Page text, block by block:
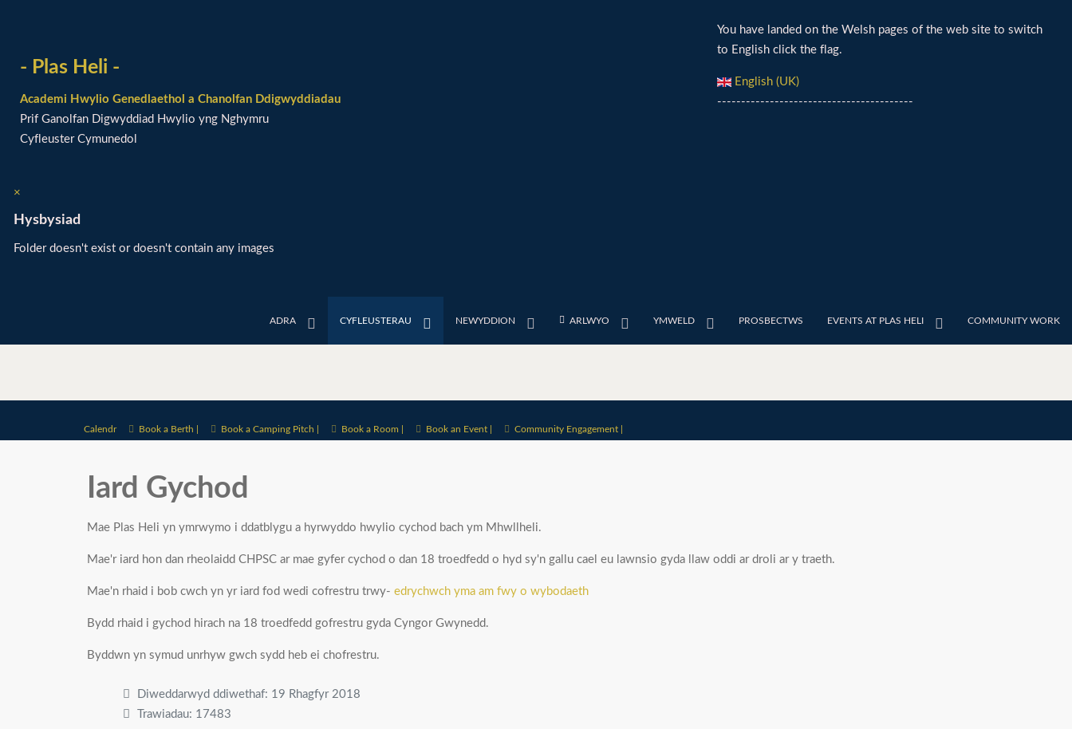
- Plas Heli -
Academi Hwylio Genedlaethol a Chanolfan Ddigwyddiadau
Prif Ganolfan Digwyddiad Hwylio yng Nghymru
Cyfleuster Cymunedol
You have landed on the Welsh pages of the web site to switch
to English click the flag.
English (UK)
-----------------------------------------
×
Hysbysiad
Folder doesn't exist or doesn't contain any images
ADRA CYFLEUSTERAU NEWYDDION ARLWYO YMWELD PROSBECTWS EVENTS AT PLAS HELI COMMUNITY WORK
Calendr Book a Berth | Book a Camping Pitch | Book a Room | Book an Event | Community Engagement |
Iard Gychod
Mae Plas Heli yn ymrwymo i ddatblygu a hyrwyddo hwylio cychod bach ym Mhwllheli.
Mae'r iard hon dan rheolaidd CHPSC ar mae gyfer cychod o dan 18 troedfedd o hyd sy'n gallu cael eu lawnsio gyda llaw oddi ar droli ar y traeth.
Mae'n rhaid i bob cwch yn yr iard fod wedi cofrestru trwy- edrychwch yma am fwy o wybodaeth
Bydd rhaid i gychod hirach na 18 troedfedd gofrestru gyda Cyngor Gwynedd.
Byddwn yn symud unrhyw gwch sydd heb ei chofrestru.
Diweddarwyd ddiwethaf: 19 Rhagfyr 2018
Trawiadau: 17483